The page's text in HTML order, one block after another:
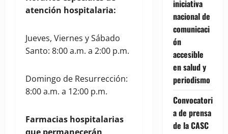
atención hospitalaria:
Jueves, Viernes y Sábado
Santo: 8:00 a.m. a 2:00 p.m.
Domingo de Resurrección:
8:00 a.m. a 12:00 p.m.
Farmacias hospitalarias
iniciativa
nacional de
comunicaci
ón
accesible
en salud y
periodismo
Convocatori
a de prensa
de la CASC